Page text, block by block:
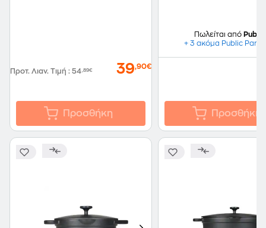
Προτ. Λιαν. Τιμή : 54,89€ 39,90€
Προσθήκη
Πωλείται από Public
+ 3 ακόμα Public
Προσθήκη